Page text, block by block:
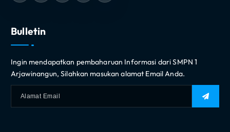
Bulletin
Ingin mendapatkan pembaharuan Informasi dari SMPN 1
Arjawinangun, Silahkan masukan alamat Email Anda.